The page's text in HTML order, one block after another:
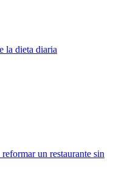
la dieta diaria
un restaurante sin